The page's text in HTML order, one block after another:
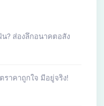
? ส่องลึกอนาคตอสัง
ราคาถูกใจ มีอยู่จริง!